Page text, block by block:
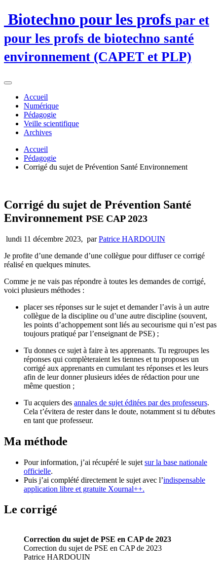
Biotechno pour les profs par et
pour les profs de biotechno santé
environnement (CAPET et PLP)
Accueil
Numérique
Pédagogie
Veille scientifique
Archives
Accueil
Pédagogie
Corrigé du sujet de Prévention Santé Environnement
Corrigé du sujet de Prévention Santé
Environnement PSE CAP 2023
lundi 11 décembre 2023, parPatrice HARDOUIN
Je profite d’une demande d’une collègue pour diffuser ce corrigé
réalisé en quelques minutes.
Comme je ne vais pas répondre à toutes les demandes de corrigé,
voici plusieurs méthodes :
placer ses réponses sur le sujet et demander l’avis à un autre
collègue de la discipline ou d’une autre discipline (souvent,
les points d’achoppement sont liés au secourisme qui n’est pas
toujours pratiqué par l’enseignant de PSE) ;
Tu donnes ce sujet à faire à tes apprenants. Tu regroupes les
réponses qui complèteraient les tiennes et tu proposes un
corrigé aux apprenants en cumulant tes réponses et les leurs
afin de leur donner plusieurs idées de rédaction pour une
même question ;
Tu acquiers des annales de sujet éditées par des professeurs.
Cela t’évitera de rester dans le doute, notamment si tu débutes
en tant que professeur.
Ma méthode
Pour information, j’ai récupéré le sujet sur la base nationale
officielle.
Puis j’ai complété directement le sujet avec l’indispensable
application libre et gratuite Xournal++.
Le corrigé
Correction du sujet de PSE en CAP de 2023
Correction du sujet de PSE en CAP de 2023
Patrice HARDOUIN